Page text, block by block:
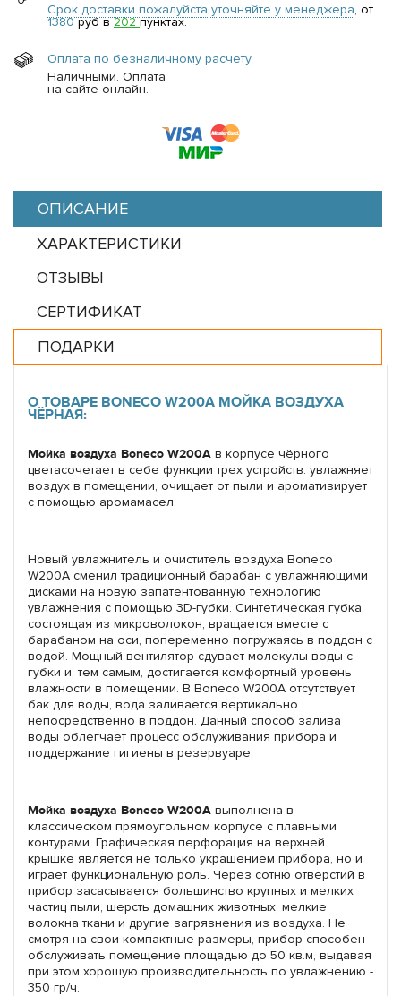
Срок доставки пожалуйста уточняйте у менеджера, от
1380руб в202пунктах.
Оплата по безналичному расчету
Наличными. Оплата
на сайте онлайн.
ОПИСАНИЕ
ХАРАКТЕРИСТИКИ
ОТЗЫВЫ
СЕРТИФИКАТ
ПОДАРКИ
О ТОВАРЕ BONECO W200A МОЙКА ВОЗДУХА
ЧЁРНАЯ:
Мойка воздуха Boneco W200A в корпусе чёрного
цветасочетает в себе функции трех устройств: увлажняет
воздух в помещении, очищает от пыли и ароматизирует
с помощью аромамасел.
Новый увлажнитель и очиститель воздуха Boneco
W200A сменил традиционный барабан с увлажняющими
дисками на новую запатентованную технологию
увлажнения с помощью 3D-губки. Синтетическая губка,
состоящая из микроволокон, вращается вместе с
барабаном на оси, попеременно погружаясь в поддон с
водой. Мощный вентилятор сдувает молекулы воды с
губки и, тем самым, достигается комфортный уровень
влажности в помещении. В Boneco W200A отсутствует
бак для воды, вода заливается вертикально
непосредственно в поддон. Данный способ залива
воды облегчает процесс обслуживания прибора и
поддержание гигиены в резервуаре.
Мойка воздуха Boneco W200A выполнена в
классическом прямоугольном корпусе с плавными
контурами. Графическая перфорация на верхней
крышке является не только украшением прибора, но и
играет функциональную роль. Через сотню отверстий в
прибор засасывается большинство крупных и мелких
частиц пыли, шерсть домашних животных, мелкие
волокна ткани и другие загрязнения из воздуха. Не
смотря на свои компактные размеры, прибор способен
обслуживать помещение площадью до 50 кв.м, выдавая
при этом хорошую производительность по увлажнению -
350 гр/ч.